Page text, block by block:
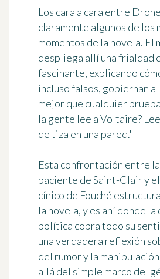
Los cara a cara entre
claramente algunos de los
momentos de la novela. El
despliega allí una frialdad
fascinante, explicando
incluso falsos, gobiernan
mejor que cualquier
la gente lee a Voltaire?
de tiza en una pared.'
Esta confrontación entre
paciente de Saint-Clair y
cínico de Fouché
la novela, y es ahí donde la
política cobra todo su
una verdadera reflexión
del rumor y la
allá del simple marco del